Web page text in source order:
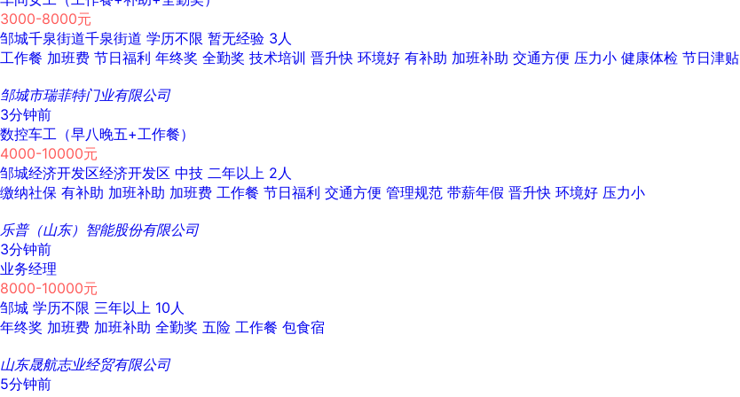
3000-8000元
邹城千泉街道千泉街道 学历不限 暂无经验 3人
工作餐 加班费 节日福利 年终奖 全勤奖 技术培训 晋升快 环境好 有补助 加班补助 交通方便 压力小 健康体检 节日津贴
邹城市瑞菲特门业有限公司
3分钟前
数控车工（早八晚五+工作餐）
4000-10000元
邹城经济开发区经济开发区 中技 二年以上 2人
缴纳社保 有补助 加班补助 加班费 工作餐 节日福利 交通方便 管理规范 带薪年假 晋升快 环境好 压力小
乐普（山东）智能股份有限公司
3分钟前
业务经理
8000-10000元
邹城 学历不限 三年以上 10人
年终奖 加班费 加班补助 全勤奖 五险 工作餐 包食宿
山东晟航志业经贸有限公司
5分钟前